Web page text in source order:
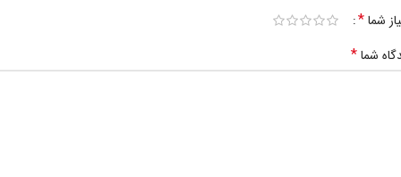
شما*
شما*